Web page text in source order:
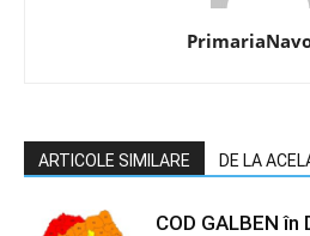
ARTICOLE SIMILARE DE LA
COD GALBEN